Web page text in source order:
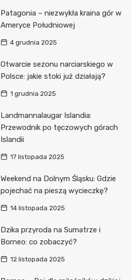
Patagonia – niezwykła kraina gór w
Ameryce Południowej
4 grudnia 2025
Otwarcie sezonu narciarskiego w
Polsce: jakie stoki już działają?
1 grudnia 2025
Landmannalaugar Islandia:
Przewodnik po tęczowych górach
Islandii
17 listopada 2025
Weekend na Dolnym Śląsku: Gdzie
pojechać na pieszą wycieczkę?
14 listopada 2025
Dzika przyroda na Sumatrze i
Borneo: co zobaczyć?
12 listopada 2025